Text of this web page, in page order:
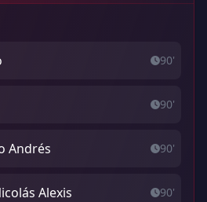
90'
90'
Andrés 90'
Alexis 90'